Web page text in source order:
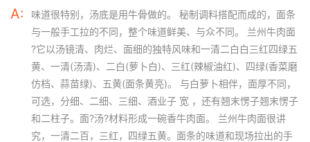
A:
味道很特别，汤底是用牛骨做的。 秘制调料搭配而成的，面条
与一般手工拉的不同，整个味道鲜美、与众不同。 兰州牛肉面
?它以汤镜清、肉烂、面细的独特风味和一清二白白三红四绿五
黄、一清(汤清)、二白(萝卜白)、三红(辣椒油红)、四绿(香菜磨
仿档、蒜苗绿)、五黄(面条黄亮)。 与白萝卜相伴，面厚不同，
可选，分细、二细、三细、酒业子 宽 ，还有翘末愣子翘末愣子
和二柱子。面?汤?材料形成一碗香牛肉面。 兰州牛肉面很讲
究，一清二百，三红，四绿五黄。面条的味道和现场拉出的手